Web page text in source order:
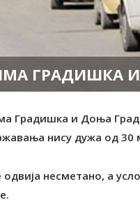
ГРАДИШКА
и Доња
нису дужа од 30
несметано, а